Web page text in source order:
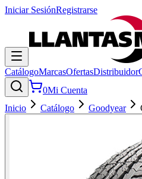
Iniciar SesiónRegistrarse
CatálogoMarcasOfertasDistribuidor
0Mi Cuenta
Inicio
Catálogo Goodyear